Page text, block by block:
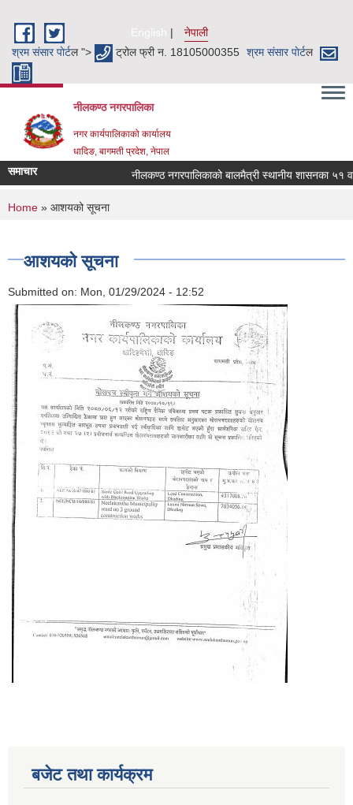
English
नेपाली
श्रम संसार पाेर्टल "> ट्रोल फ्री न. 18105000355 श्रम संसार पाेर्टल
नीलकण्ठ नगरपालिका
नगर कार्यपालिकाको कार्यालय
धादिङ, बागमती प्रदेश, नेपाल
समाचार नीलकण्ठ नगरपालिकाको बालमैत्री स्थानीय शासनका ५१
You are here
Home » आशयको सूचना
आशयको सूचना
Submitted on: Mon, 01/29/2024 - 12:52
बजेट तथा कार्यक्रम